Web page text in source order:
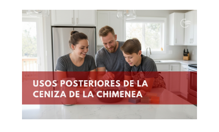
e
b
o
k
itt
er
ai
l
ke
dI
n
at
A
p
p
m
p
ar
ti
r